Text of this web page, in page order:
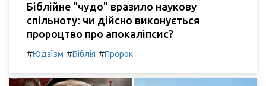
Біблійне "чудо" вразило наукову
спільноту: чи дійсно виконується
пророцтво про апокаліпсис?
#Юдаїзм #Біблія #Пророк